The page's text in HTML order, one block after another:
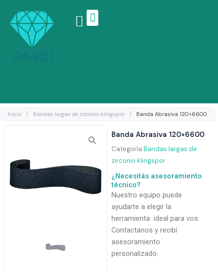
contenido
Inicio / Bandas largas de zirconio klingspor / Banda Abrasiva 120×6600
Banda Abrasiva 120×6600
Categoría Bandas largas de
zirconio klingspor
¿Necesitás asesoramiento
técnico?
Nuestro equipo puede
ayudarte a elegir la
herramienta ideal para vos.
Contactanos y recibí
asesoramiento
personalizado.